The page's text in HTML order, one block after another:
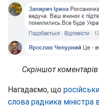
Скріншот
Нагадаємо, що
слова радника міністра